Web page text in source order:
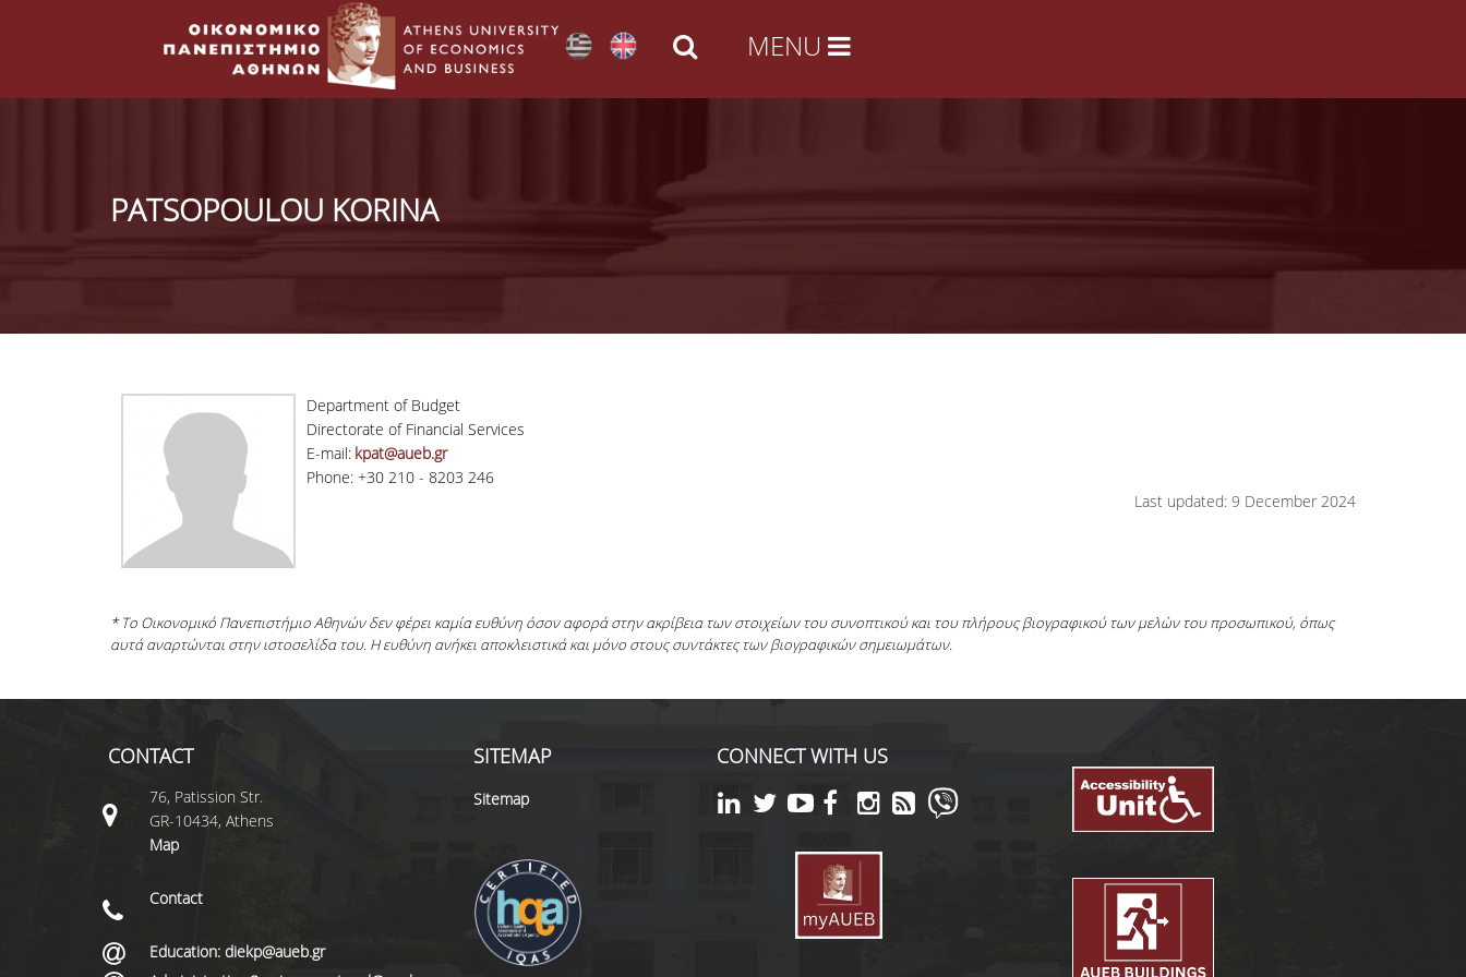
PATSOPOULOU KORINA
Department of Budget
Directorate of Financial Services
E-mail: kpat@aueb.gr
Phone: +30 210 - 8203 246
Last updated: 9 December 2024
* Το Οικονομικό Πανεπιστήμιο Αθηνών δεν φέρει καμία ευθύνη όσον αφορά στην ακρίβεια των στοιχείων του συνοπτικού και του πλήρους βιογραφικού των μελών του προσωπικού, όπως
αυτά αναρτώνται στην ιστοσελίδα του. Η ευθύνη ανήκει αποκλειστικά και μόνο στους συντάκτες των βιογραφικών σημειωμάτων.
CONTACT
76, Patission Str.
GR-10434, Athens
Map
Contact
Education: diekp@aueb.gr
SITEMAP
Sitemap
CONNECT WITH US